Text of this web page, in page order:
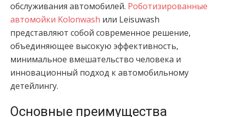
обслуживания автомобилей. Роботизированные
автомойки Kolonwash или Leisuwash
представляют собой современное решение,
объединяющее высокую эффективность,
минимальное вмешательство человека и
инновационный подход к автомобильному
детейлингу.
Основные преимущества